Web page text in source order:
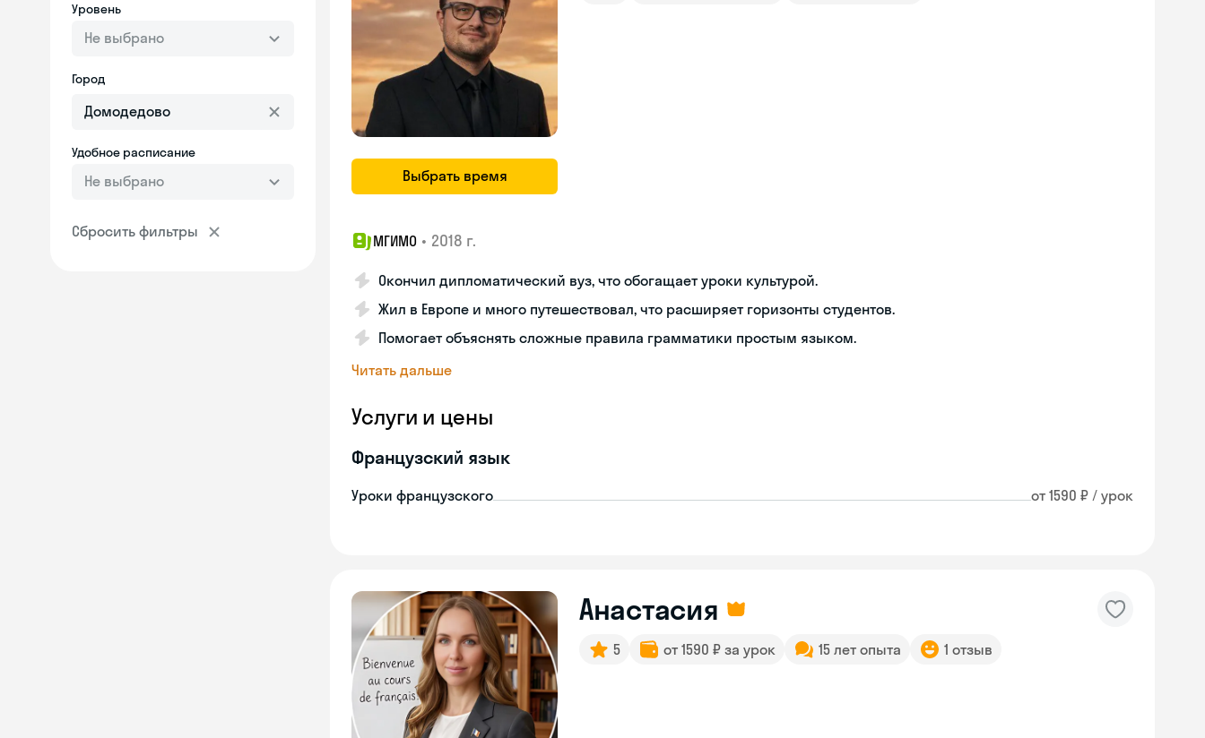
Уровень
Не выбрано
Город
Удобное расписание
Не выбрано
Сбросить фильтры
Выбрать время
МГИМО • 2018 г.
Окончил дипломатический вуз, что обогащает уроки культурой.
Жил в Европе и много путешествовал, что расширяет горизонты студентов.
Помогает объяснять сложные правила грамматики простым языком.
Читать дальше
Услуги и цены
Французский язык
Уроки французского от 1590 ₽ / урок
Анастасия
5 от 1590 ₽ за урок 15 лет опыта 1 отзыв